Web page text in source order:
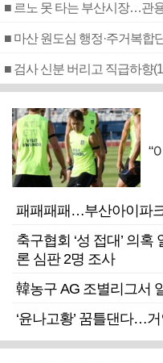
■ 르노 못 타는 부산시장…관
■ 마산 원도심 행정·주거복합
“
패패패패…부산아이파
축구협회 ‘성 접대’ 의
론 심판 2명 조사
韓농구 AG 조별리그서
‘윤나고황’ 꿈틀댄다…